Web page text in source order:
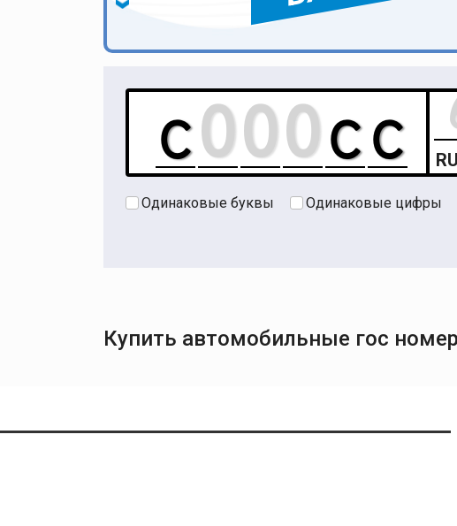
Одинаковые буквы Одинаковые цифры
Купить автомобильные гос